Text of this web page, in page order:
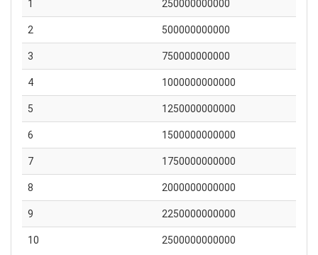
1 250000000000
2 500000000000
3 750000000000
4 1000000000000
5 1250000000000
6 1500000000000
7 1750000000000
8 2000000000000
9 2250000000000
10 2500000000000